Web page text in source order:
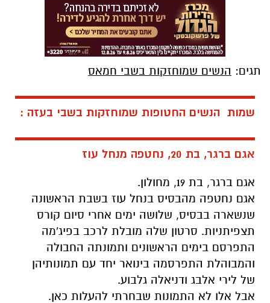
תגים: הנשים שמוחזקות בשבי חמאס
שמות הנשים החטופות שמוחזקות בשבי בעזה :
אגם ברגר, בת 20, נחטפה מנחל עוז
אגם ברגר, בת 19, מחולון.
אגם נחטפה מהבסיס בנחל עוז בשבת הראשונה
שנשארה בבסיס, שלושה ימים אחרי סיום קורס
תצפיתניות. סרטון שלה מובלת לרכב בפיג'מה
התפרסם בימים הראשונים ותמונתה החבולה
והמבוהלת התפרסמה בינואר יחד עם תמונותיהן
של לירי אלבג ודניאלה גלבוע.
אבל אלו לא התמונות שבחרתי להעלות כאן.